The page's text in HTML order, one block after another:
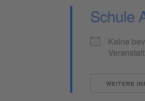
Schule
Keine
WEITERE